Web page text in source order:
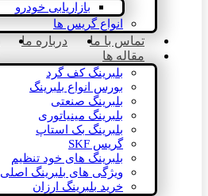
بازاریابی خودرو
انواع گریس ها
تماس با ما درباره ما
مقاله ها
بلبرینگ کف گرد
بورس انواع بلبرینگ
بلبرینگ صنعتی
بلبرینگ مینیاتوری
بلبرینگ بک استاپ
گریس SKF
بلبرینگ های خود تنظیم
ویژگی های بلبرینگ اصلی
خرید بلبرینگ ارزان